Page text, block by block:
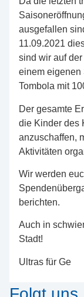
ausgefallen
11.09.2021
sind wir auf
einem eigenen
Tombola mit
Der gesamte
die Kinder des
anzuschaffen,
Aktivitäten
Wir werden
berichten.
Auch in
Stadt!
Ultras für Ge